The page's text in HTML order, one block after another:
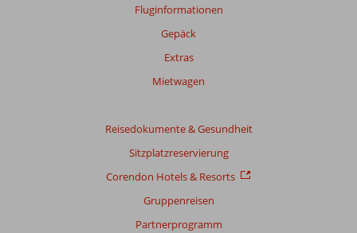
Fluginformationen
Gepäck
Extras
Mietwagen
Reisedokumente & Gesundheit
Sitzplatzreservierung
Corendon Hotels & Resorts
Gruppenreisen
Partnerprogramm